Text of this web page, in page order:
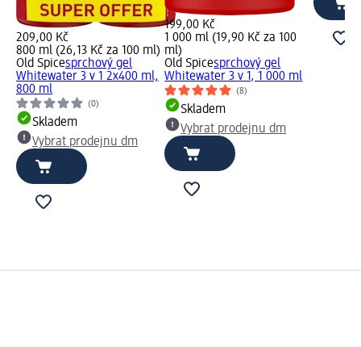
209,00 Kč
800 ml (26,13 Kč za 100 ml)
Old Spicesprchový gel
Whitewater 3 v 1 2x400 ml,
800 ml
(0)
Skladem
Vybrat prodejnu dm
199,00 Kč
1 000 ml (19,90 Kč za 100
ml)
Old Spicesprchový gel
Whitewater 3 v 1, 1 000 ml
(8)
Skladem
Vybrat prodejnu dm